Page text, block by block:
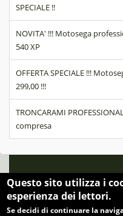
SPECIALE !!
NOVITA' !!! Motosega
540 XP
OFFERTA SPECIALE !!!
299,00 !!!
TRONCARAMI
compresa
© 2026 . All Rights Reserved.
Seggiano (Gr) Tel 0564
Questo sito utilizza i
esperienza dei lettori.
Se decidi di continuare la